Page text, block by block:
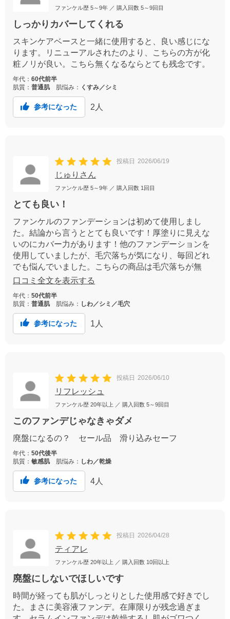
ファンケル歴 5～9年 ／ 購入回数 5～9回目
しっかりカバーしてくれる
スキンケアベースと一緒に使用すると、良い感じにな
ります。リニューアルされたのより、こちらの方が化
粧ノリが良い。こちら無くなるならとても残念です。
年代： 60代前半
肌質： 普通肌 肌悩み： くすみ／シミ
参考になった 2 人
投稿日 2026/06/19
じゅりさん
ファンケル歴 5～9年 ／ 購入回数 1回目
とても良い！
ファンケルのファンデーションは初めて使用しまし
た。結論から言うととても良いです！厚塗りに見えな
いのにカバー力があります！他のファンデーションを
使用していましたが、毛穴落ちが気になり、毎回どれ
でも悩んでいました。こちらの商品は毛穴落ちが無
く、汗をかいても浮かずに持ちもとても良くお気に入
口コミ全文を表示する
年代： 50代前半
肌質： 普通肌 肌悩み： しわ／シミ／毛穴
参考になった 1 人
投稿日 2026/06/10
リフレッシュ
ファンケル歴 20年以上 ／ 購入回数 5～9回目
このファンデじゃなきゃダメ
廃盤になるの？ セール品 滑り込みセーフ
年代： 50代後半
肌質： 敏感肌 肌悩み： しわ／乾燥
参考になった 4 人
投稿日 2026/04/28
ティアレ
ファンケル歴 20年以上 ／ 購入回数 10回以上
廃盤にしないでほしいです
時間が経っても肌がしっとりとした使用感で好きでし
た。まさに美容液ファンデ。在庫限りが残念過ぎま